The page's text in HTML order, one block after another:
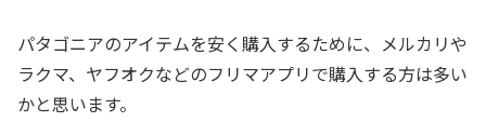
パタゴニアのアイテムを安く購入するために、メルカリや
ラクマ、ヤフオクなどのフリマアプリで購入する方は多い
かと思います。